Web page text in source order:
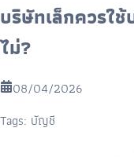
บริษัทเล็กควรใ
ไม่?
08/04/2026
Tags: บัญชี